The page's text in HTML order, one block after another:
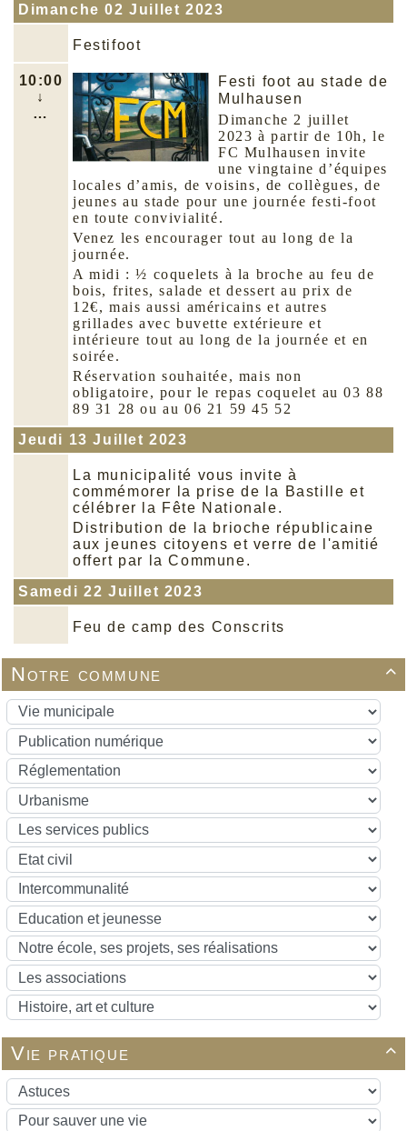

Notre commune

Vie pratique
Dimanche 02 Juillet 2023
Festifoot
10:00
↓
…
Festi foot au stade de
Mulhausen
Dimanche 2 juillet
2023 à partir de 10h, le
FC Mulhausen invite
une vingtaine d’équipes
locales d’amis, de voisins, de collègues, de
jeunes au stade pour une journée festi-foot
en toute convivialité.
Venez les encourager tout au long de la
journée.
A midi : ½ coquelets à la broche au feu de
bois, frites, salade et dessert au prix de
12€, mais aussi américains et autres
grillades avec buvette extérieure et
intérieure tout au long de la journée et en
soirée.
Réservation souhaitée, mais non
obligatoire, pour le repas coquelet au 03 88
89 31 28 ou au 06 21 59 45 52
Jeudi 13 Juillet 2023
La municipalité vous invite à
commémorer la prise de la Bastille et
célébrer la Fête Nationale.
Distribution de la brioche républicaine
aux jeunes citoyens et verre de l'amitié
offert par la Commune.
Samedi 22 Juillet 2023
Feu de camp des Conscrits